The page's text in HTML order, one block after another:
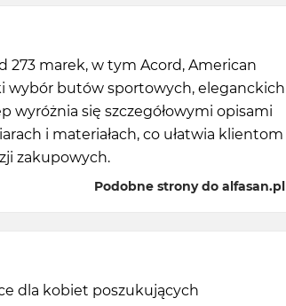
273 marek, w tym Acord, American
wybór butów sportowych, eleganckich
wyróżnia się szczegółowymi opisami
i materiałach, co ułatwia klientom
zakupowych.
Podobne strony do alfasan.pl
dla kobiet poszukujących